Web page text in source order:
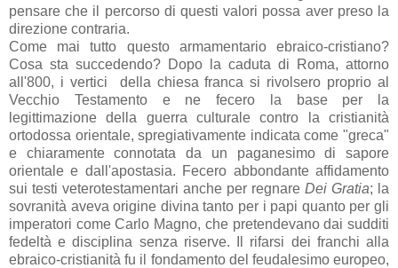
pensare che il percorso di questi valori possa aver preso la
direzione contraria.
Come mai tutto questo armamentario ebraico-cristiano?
Cosa sta succedendo? Dopo la caduta di Roma, attorno
all'800, i vertici della chiesa franca si rivolsero proprio al
Vecchio Testamento e ne fecero la base per la
legittimazione della guerra culturale contro la cristianità
ortodossa orientale, spregiativamente indicata come "greca"
e chiaramente connotata da un paganesimo di sapore
orientale e dall'apostasia. Fecero abbondante affidamento
sui testi veterotestamentari anche per regnare Dei Gratia; la
sovranità aveva origine divina tanto per i papi quanto per gli
imperatori come Carlo Magno, che pretendevano dai sudditi
fedeltà e disciplina senza riserve. Il rifarsi dei franchi alla
ebraico-cristianità fu il fondamento del feudalesimo europeo,